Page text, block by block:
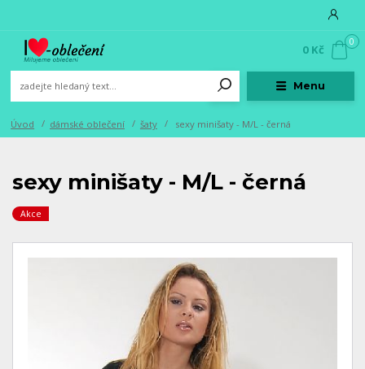
Menu
0
0 Kč
Úvod dámské oblečení šaty sexy minišaty - M/L - černá
sexy minišaty - M/L - černá
Akce